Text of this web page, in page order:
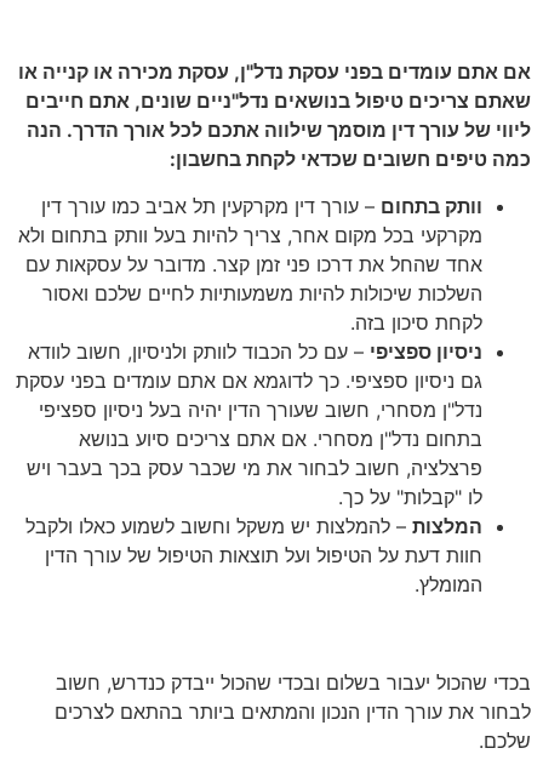
אם אתם עומדים בפני עסקת נדל"ן, עסקת מכירה או קנייה או
שאתם צריכים טיפול בנושאים נדל"ניים שונים, אתם חייבים
ליווי של עורך דין מוסמך שילווה אתכם לכל אורך הדרך. הנה
כמה טיפים חשובים שכדאי לקחת בחשבון:
וותק בתחום – עורך דין מקרקעין תל אביב כמו עורך דין
מקרקעי בכל מקום אחר, צריך להיות בעל וותק בתחום ולא
אחד שהחל את דרכו פני זמן קצר. מדובר על עסקאות עם
השלכות שיכולות להיות משמעותיות לחיים שלכם ואסור
לקחת סיכון בזה.
ניסיון ספציפי – עם כל הכבוד לוותק ולניסיון, חשוב לוודא
גם ניסיון ספציפי. כך לדוגמא אם אתם עומדים בפני עסקת
נדל"ן מסחרי, חשוב שעורך הדין יהיה בעל ניסיון ספציפי
בתחום נדל"ן מסחרי. אם אתם צריכים סיוע בנושא
פרצלציה, חשוב לבחור את מי שכבר עסק בכך בעבר ויש
לו "קבלות" על כך.
המלצות – להמלצות יש משקל וחשוב לשמוע כאלו ולקבל
חוות דעת על הטיפול ועל תוצאות הטיפול של עורך הדין
המומלץ.
בכדי שהכול יעבור בשלום ובכדי שהכול ייבדק כנדרש, חשוב
לבחור את עורך הדין הנכון והמתאים ביותר בהתאם לצרכים
שלכם.